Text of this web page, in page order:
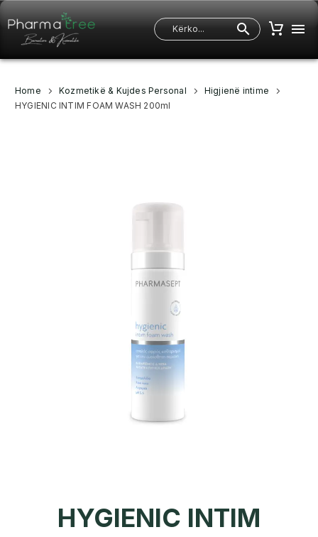
Home Kozmetikë & Kujdes Personal
Higjienë intime
HYGIENIC INTIM FOAM WASH 200ml
HYGIENIC INTIM